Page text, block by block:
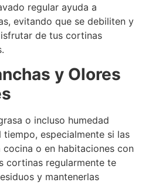
regular ayuda a
evitando que se debiliten y
de tus cortinas
y Olores
o incluso humedad
tiempo, especialmente si las
o en habitaciones con
cortinas regularmente te
y mantenerlas